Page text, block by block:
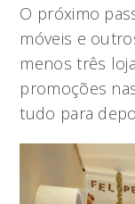
O próximo
móveis e
menos três
promoções
tudo para